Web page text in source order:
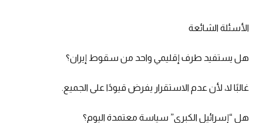
الأسئلة الشائعة
هل يستفيد طرف إقليمي واحد من سقوط إيران؟
غالبًا لا، لأن عدم الاستقرار يفرض قيودًا على الجميع.
هل “إسرائيل الكبرى” سياسة معتمدة اليوم؟